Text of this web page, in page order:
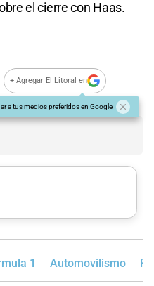
el cierre con Haas.
+ Agregar El Litoral en
a tus medios preferidos en Google
1 Automovilismo